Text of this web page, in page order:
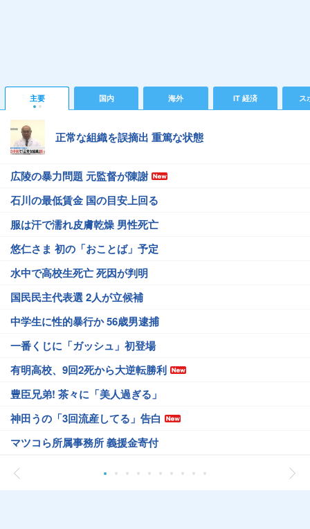
主要 国内 海外 IT 経済 ス
正常な組織を誤摘出 重篤な状態
広陵の暴力問題 元監督が陳謝
石川の最低賃金 国の目安上回る
服は汗で濡れ皮膚乾燥 男性死亡
悠仁さま 初の「おことば」予定
水中で高校生死亡 死因が判明
国民民主代表選 2人が立候補
中学生に性的暴行か 56歳男逮捕
一番くじに「ガッシュ」初登場
有明高校、9回2死から大逆転勝利
豊臣兄弟! 茶々に「美人過ぎる」
神田うの「3回流産してる」告白
マツコら所属事務所 義援金寄付